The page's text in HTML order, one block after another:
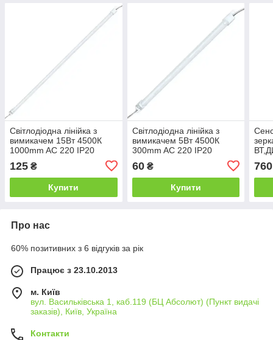
Світлодіодна лінійка з
вимикачем 15Вт 4500К
1000mm AC 220 IP20
125 ₴
Купити
Світлодіодна лінійка з
вимикачем 5Вт 4500К
300mm AC 220 IP20
60₴
Купити
760
Про нас
60% позитивних з 6 відгуків за рік
Працює з 23.10.2013
м. Київ
вул. Васильківська 1, каб.119 (БЦ Абсолют) (Пункт видачі
заказів), Київ, Україна
Контакти